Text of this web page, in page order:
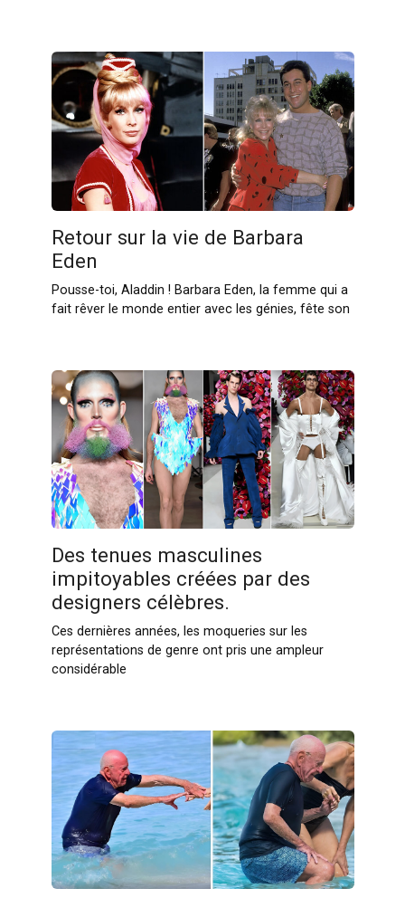
Retour sur la vie de Barbara
Eden
Pousse-toi, Aladdin ! Barbara Eden, la femme qui a
fait rêver le monde entier avec les génies, fête son
Des tenues masculines
impitoyables créées par des
designers célèbres.
Ces dernières années, les moqueries sur les
représentations de genre ont pris une ampleur
considérable